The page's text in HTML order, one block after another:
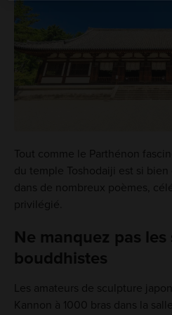
Tout comme le Parthénon
du temple Toshodaiji est si
dans de nombreux poèmes,
privilégié.
Ne manquez pas les
bouddhistes
Les amateurs de sculpture
Kannon à 1000 bras dans la